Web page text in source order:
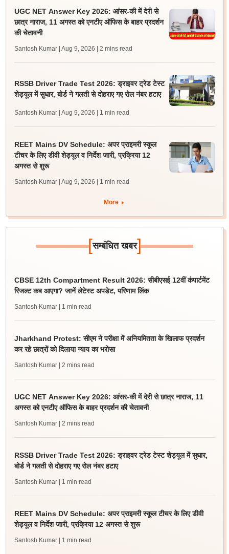
UGC NET Answer Key 2026: आंसर-की में देरी से
छात्र नाराज, 11 अगस्त को एनटीए ऑफिस के बाहर प्रदर्शन
की चेतावनी
Santosh Kumar | Aug 9, 2026 | 2 mins read
RSSB Driver Trade Test 2026: ड्राइवर ट्रेड टेस्ट
शेड्यूल में सुधार, बोर्ड ने गलती से दोहराए गए रोल नंबर हटाए
Santosh Kumar | Aug 9, 2026 | 1 min read
REET Mains DV Schedule: अपर प्राइमरी स्कूल
टीचर के लिए डीवी शेड्यूल व निर्देश जारी, प्रक्रिया 12
अगस्त से शुरू
Santosh Kumar | Aug 9, 2026 | 1 min read
More
[सम्बंधित खबर]
CBSE 12th Compartment Result 2026: सीबीएसई 12वीं कंपार्टमेंट
रिजल्ट कब आएगा? जानें लेटेस्ट अपडेट, परिणाम लिंक
Santosh Kumar | 1 min read
Jharkhand Protest: सीएम ने परीक्षा में अनियमितता के खिलाफ प्रदर्शन
कर रहे छात्रों को दिलाया न्याय का भरोसा
Santosh Kumar | 2 mins read
UGC NET Answer Key 2026: आंसर-की में देरी से छात्र नाराज, 11
अगस्त को एनटीए ऑफिस के बाहर प्रदर्शन की चेतावनी
Santosh Kumar | 2 mins read
RSSB Driver Trade Test 2026: ड्राइवर ट्रेड टेस्ट शेड्यूल में सुधार,
बोर्ड ने गलती से दोहराए गए रोल नंबर हटाए
Santosh Kumar | 1 min read
REET Mains DV Schedule: अपर प्राइमरी स्कूल टीचर के लिए डीवी
शेड्यूल व निर्देश जारी, प्रक्रिया 12 अगस्त से शुरू
Santosh Kumar | 1 min read